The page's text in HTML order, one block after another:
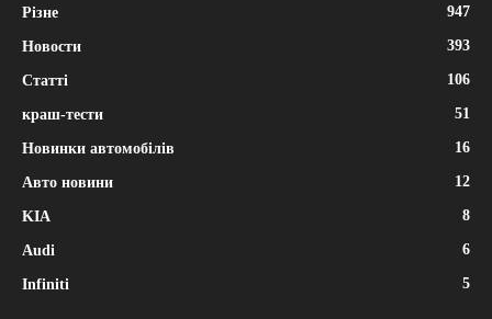
Різне 947
Новости 393
Статті 106
краш-тести 51
Новинки автомобілів 16
Авто новини 12
KIA 8
Audi 6
Infiniti 5